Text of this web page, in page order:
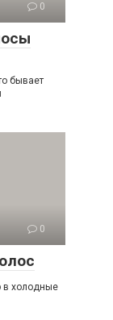
0
бывает
0
в холодные